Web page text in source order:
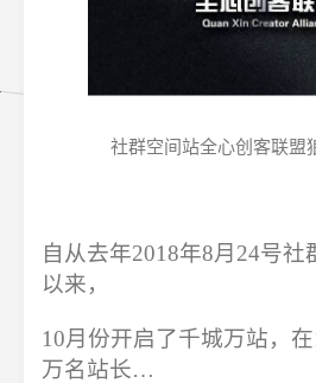
社群空间站全心创客联盟
自从去年2018年8月24号
以来，
10月份开启了千城万站，
万名站长…